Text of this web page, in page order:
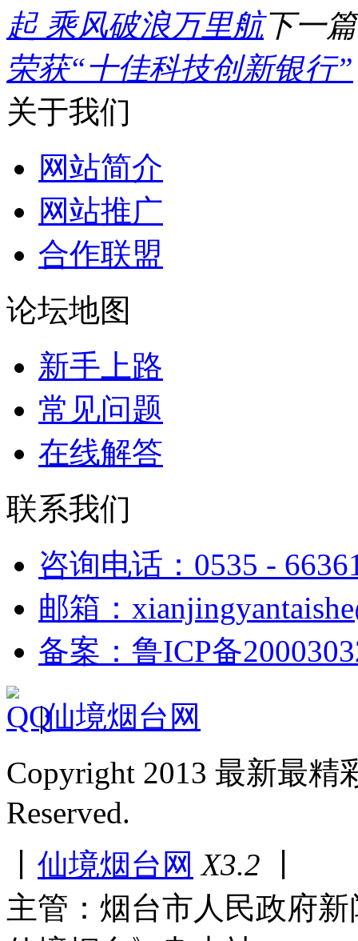
起 乘风破浪万里航下一
荣获“十佳科技创新银行”
关于我们
网站简介
网站推广
合作联盟
论坛地图
新手上路
常见问题
在线解答
联系我们
咨询电话：0535 -
邮箱：
备案：鲁ICP备
|仙境烟台网
Copyright 2013 最新最
Reserved.
仙境烟台网 X3.2
主管：烟台市人民政府